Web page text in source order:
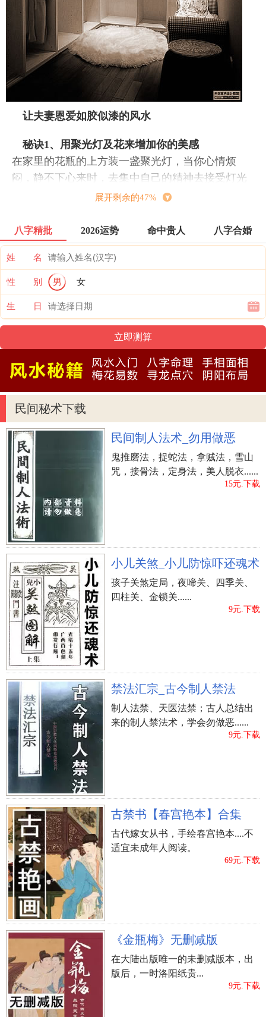
让夫妻恩爱如胶似漆的风水
秘诀1、用聚光灯及花来增加你的美感
在家里的花瓶的上方装一盏聚光灯，当你心情烦
闷，静不下心来时，去集中自己的精神去接受灯光
下花的美感讯息，让聚光灯下的强烈美感来取代你
的心，想拥有爱情的人，不妨先从拥有美感下手。
秘诀2、放一杯水在床头可降火气
一个人如果长期无法睡好，就一定会火气大，一般
来说，火气大就容易口臭，而一开口就有异味的
人，通常是没有迷人的魅力的。
在传统的风水中，认为睡不好是头部或床头的火性
能量太高，让自己的脑袋和神经无法冷却下来，才
会不睡不着，所以你可能在你的床头放一杯水(要冷
水不可以用热水)，还有最好用磁杯或陶杯来盛水。
秘诀3、唤醒你的(动情激素)
红、橙、黄之类的颜色，对人的情感和活力，是最
富刺激和催化功能，你可以在桌上放逼些暖色系的
摆设，挂张暖色系的画，穿暖色系的衣服，只要你
能在家中安排这些催化爱情能量的(色彩讯息)，你身
上的(爱情讯息)永远都不会退化衰老，你就永远都有
机会和人家来电。
秘诀4、增加你的桃花运
如果你还是单身人士，可以在你的床头放着一个花
瓶，在花瓶上插上桃花三株，再在睡前说出自己的
姓名及你喜欢的人名字，就这样持续七天，你会有
意想不到的效果，如果还没有特定对象的人，也可
以增加你桃花的机会唷。当然，已经有另一半的人
就不要尝试啦！
秘诀5、(露骨无情煞)的化解
家中有许多冷硬突出和铁铝窗架，就是它的筋骨，
你想想如果你每天都面对这样的生活环境，都会让
自己的心柔软不下来，相信你的爱情也会因此而殆
尽。
可以在这些地方加装窗帘(窗帘的效果比摆叶窗好)或
摆几盆柔和的植物放置于上，这样的话你的柔软心
性会增加，如此一来便可增加你的温柔性情，及有
好的姻缘出现。
客厅台阶风水 一缘大师风水 厕所的风水 有养猫风水
风水之水 风水大门尺寸
上一篇：
秦阳明：地久天长的感情宝物
展开剩余的47%
八字精批 2026运势 命中贵人 八字合婚
姓 名
性 别 男 女
生 日
民间秘术下载
民间制人法术_勿用做恶
鬼推磨法，捉蛇法，拿贼法，雪山
咒，接骨法，定身法，美人脱衣......
15元.下载
小儿关煞_小儿防惊吓还魂术
孩子关煞定局，夜啼关、四季关、
四柱关、金锁关......
9元.下载
禁法汇宗_古今制人禁法
制人法禁、天医法禁；古人总结出
来的制人禁法术，学会勿做恶......
9元.下载
古禁书【春宫艳本】合集
古代嫁女从书，手绘春宫艳本....不
适宜未成年人阅读。
69元.下载
《金瓶梅》无删减版
在大陆出版唯一的未删减版本，出
版后，一时洛阳纸贵...
9元.下载